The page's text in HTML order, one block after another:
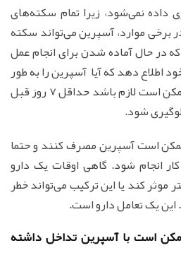
نمی‌شود، زیرا تمام سکته‌های
موارد، آسپرین می‌تواند سکته
در حال آماده شدن برای انجام عمل
اطلاع دهد که آیا آسپرین را به طور
منظم مصرف می‌کند یا نه! ممکن است لازم باشد حداقل 7 روز قبل
شود.
است آسپرین مصرف کنند و حتما
انجام شود. گاهی اوقات یک دارو
موثر کند یا این ترکیب می‌تواند خطر
این یک تعامل دارو است.
است با آسپرین تداخل داشته